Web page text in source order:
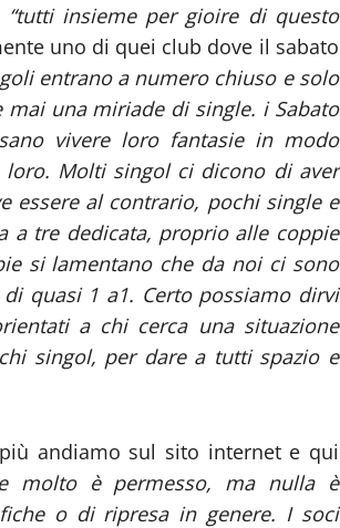
“tutti insieme per gioire di questo
uno di quei club dove il sabato
entrano a numero chiuso e solo
una miriade di single. i Sabato
vivere loro fantasie in modo
loro. Molti singol ci dicono di aver
essere al contrario, pochi single e
a tre dedicata, proprio alle coppie
si lamentano che da noi ci sono
quasi 1 a1. Certo possiamo dirvi
a chi cerca una situazione
singol, per dare a tutti spazio e
andiamo sul sito internet e qui
molto è permesso, ma nulla è
o di ripresa in genere. I soci